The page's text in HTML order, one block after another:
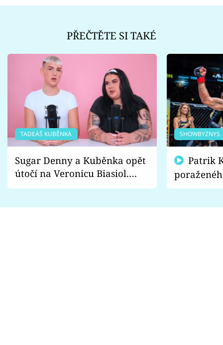
PŘEČTĚTE SI TAKÉ
TADEÁŠ KUBĚNKA
Sugar Denny a Kuběnka opět
útočí na Veronicu Biasiol.
Proč je podle nich falešná a
SHOWBYZNYS
fanoušci